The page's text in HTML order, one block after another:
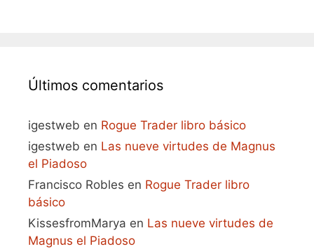
Últimos comentarios
igestweb en Rogue Trader libro básico
igestweb en Las nueve virtudes de Magnus
el Piadoso
Francisco Robles en Rogue Trader libro
básico
KissesfromMarya en Las nueve virtudes de
Magnus el Piadoso